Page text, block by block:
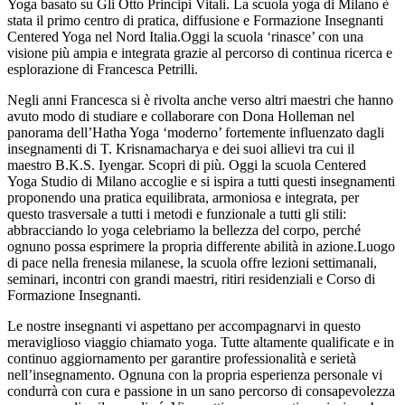
Yoga basato su Gli Otto Principi Vitali. La scuola yoga di Milano è
stata il primo centro di pratica, diffusione e Formazione Insegnanti
Centered Yoga nel Nord Italia.Oggi la scuola ‘rinasce’ con una
visione più ampia e integrata grazie al percorso di continua ricerca e
esplorazione di Francesca Petrilli.
Negli anni Francesca si è rivolta anche verso altri maestri che hanno
avuto modo di studiare e collaborare con Dona Holleman nel
panorama dell’Hatha Yoga ‘moderno’ fortemente influenzato dagli
insegnamenti di T. Krisnamacharya e dei suoi allievi tra cui il
maestro B.K.S. Iyengar. Scopri di più. Oggi la scuola Centered
Yoga Studio di Milano accoglie e si ispira a tutti questi insegnamenti
proponendo una pratica equilibrata, armoniosa e integrata, per
questo trasversale a tutti i metodi e funzionale a tutti gli stili:
abbracciando lo yoga celebriamo la bellezza del corpo, perché
ognuno possa esprimere la propria differente abilità in azione.Luogo
di pace nella frenesia milanese, la scuola offre lezioni settimanali,
seminari, incontri con grandi maestri, ritiri residenziali e Corso di
Formazione Insegnanti.
Le nostre insegnanti vi aspettano per accompagnarvi in questo
meraviglioso viaggio chiamato yoga. Tutte altamente qualificate e in
continuo aggiornamento per garantire professionalità e serietà
nell’insegnamento. Ognuna con la propria esperienza personale vi
condurrà con cura e passione in un sano percorso di consapevolezza